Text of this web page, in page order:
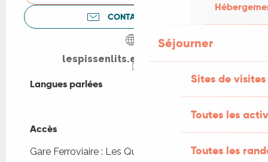
Séjourner
Sites de visites
Toutes les
Toutes les
CONTACTEZ-NOUS
lespissenlits.e-monsite.com
Langues parlées
Langues parlées
Accès
Accès
Gare Ferroviaire : Les Quatre-Routes à 5km